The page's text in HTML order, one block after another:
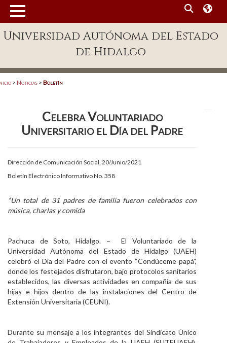
Enlaces
Publicaciones en línea
Acreditación Internacional
Alumnado
Personal
Alumni
Visitantes
Universidad Autónoma del Estado
de Hidalgo
> Noticias > Boletín
Celebra Voluntariado
Universitario el Día del Padre
Dirección de Comunicación Social, 20/Junio/2021
Boletín Electrónico Informativo No. 358
*Un total de 31 padres de familia fueron celebrados con
música, charlas y comida
Pachuca de Soto, Hidalgo. – El Voluntariado de la
Universidad Autónoma del Estado de Hidalgo (UAEH)
celebró el Día del Padre con el evento “Condúceme papá”,
donde los festejados disfrutaron, bajo protocolos sanitarios
establecidos, las diversas actividades en compañía de sus
hijas e hijos dentro de las instalaciones del Centro de
Extensión Universitaria (CEUNI).
Durante su mensaje a los integrantes del Sindicato Único